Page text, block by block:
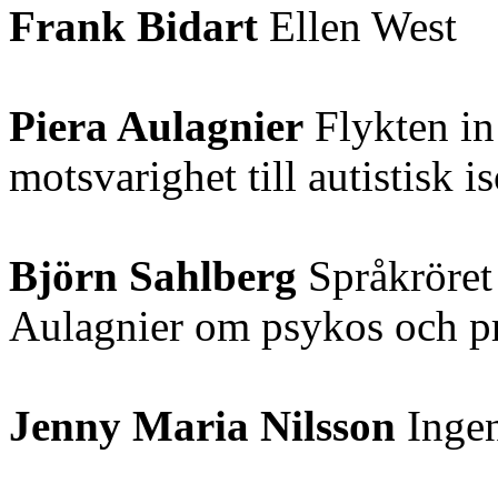
Frank Bidart Ellen West
Piera Aulagnier Flykten
motsvarighet till autistisk
Björn Sahlberg
Aulagnier om psykos och
Jenny Maria Nilsson